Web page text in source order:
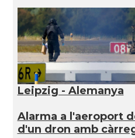
Leipzig - Alemanya
Alarma a l'aeroport
d'un dron amb